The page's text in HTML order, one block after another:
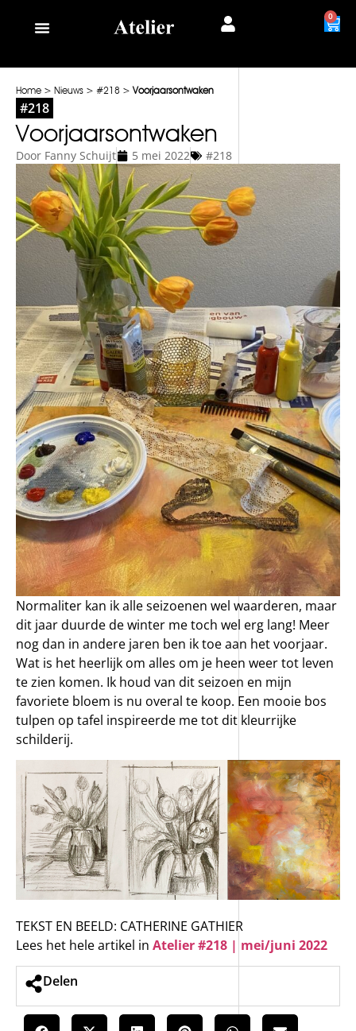
0
Home > Nieuws > #218 >Voorjaarsontwaken
#218
Voorjaarsontwaken
Door Fanny Schuijt 5 mei 2022 #218
Normaliter kan ik alle seizoenen wel waarderen, maar
dit jaar duurde de winter me toch wel erg lang! Meer
nog dan in andere jaren ben ik toe aan het voorjaar.
Wat is het heerlijk om alles om je heen weer tot leven
te zien komen. Ik houd van dit seizoen en mijn
favoriete bloem is nu overal te koop. Een mooie bos
tulpen op tafel inspireerde me tot dit kleurrijke
schilderij.
TEKST EN BEELD: CATHERINE GATHIER
Lees het hele artikel in Atelier #218 | mei/juni 2022
Delen